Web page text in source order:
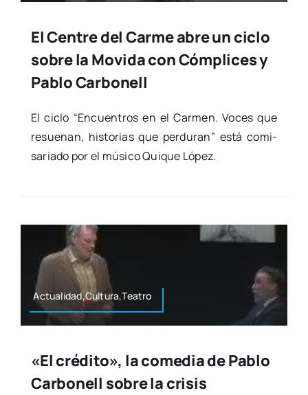
El Centre del Carme abre un ciclo
sobre la Movida con Cómplices y
Pablo Carbonell
El ciclo “Encuen­tros en el Car­men. Voces que
resue­nan, his­to­rias que per­du­ran” está comi­
sa­ria­do por el músi­co Qui­que López.
Actualidad,Cultura,Teatro
«El crédito», la comedia de Pablo
Carbonell sobre la crisis